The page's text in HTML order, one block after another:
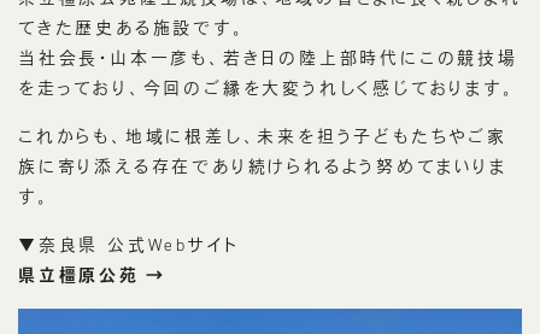
てきた歴史ある施設です。
当社会長・山本一彦も、若き日の陸上部時代にこの競技場
を走っており、今回のご縁を大変うれしく感じております。
これからも、地域に根差し、未来を担う子どもたちやご家
族に寄り添える存在であり続けられるよう努めてまいりま
す。
▼奈良県 公式Webサイト
県立橿原公苑